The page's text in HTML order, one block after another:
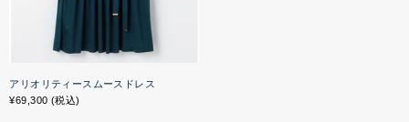
アリオリティースムースドレス
¥69,300 (税込)